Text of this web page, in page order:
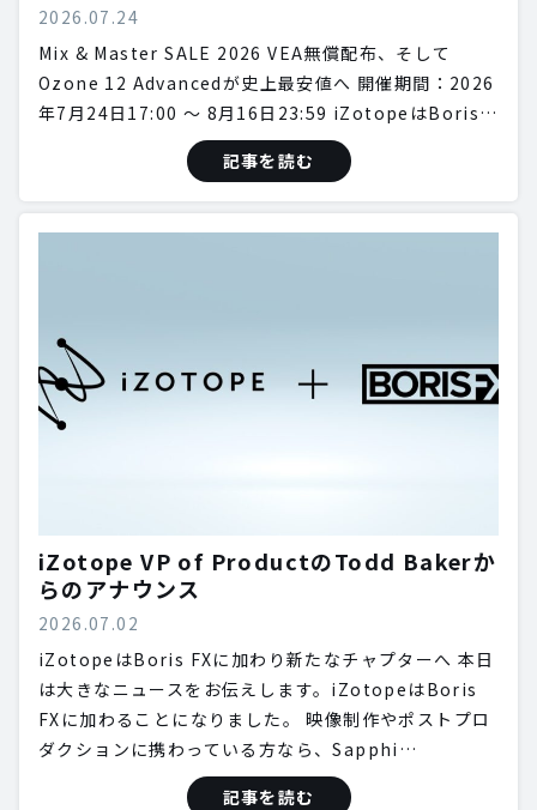
2026.07.24
Mix & Master SALE 2026 VEA無償配布、そして
Ozone 12 Advancedが史上最安値へ 開催期間：2026
年7月24日17:00 〜 8月16日23:59 iZotopeはBoris…
記事を読む
iZotope VP of ProductのTodd Bakerか
らのアナウンス
2026.07.02
iZotopeはBoris FXに加わり新たなチャプターへ 本日
は大きなニュースをお伝えします。iZotopeはBoris
FXに加わることになりました。 映像制作やポストプロ
ダクションに携わっている方なら、Sapphi…
記事を読む